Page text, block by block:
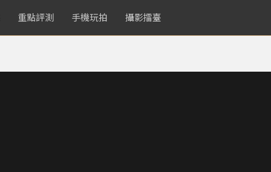
重點評測 手機玩拍 攝影擂臺